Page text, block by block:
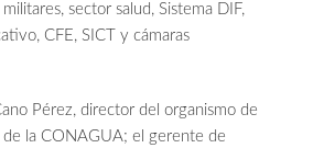
sector salud, Sistema DIF,
CFE, SICT y cámaras
Pérez, director del organismo de
la CONAGUA; el gerente de